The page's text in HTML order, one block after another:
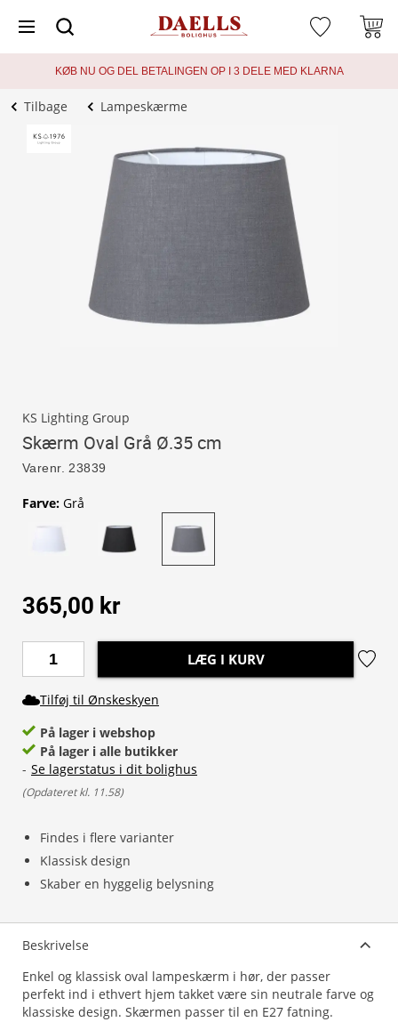
KØB NU OG DEL BETALINGEN OP I 3 DELE MED KLARNA
Tilbage Lampeskærme
KS Lighting Group
Skærm Oval Grå Ø.35 cm
Varenr. 23839
Findes i flere varianter
Klassisk design
Skaber en hyggelig belysning
Farve: Grå
365,00 kr
LÆG I KURV
Tilføj til Ønskeskyen
På lager i webshop
På lager i alle butikker
- Se lagerstatus i dit bolighus
(Opdateret kl. 11.58)
Beskrivelse
Enkel og klassisk oval lampeskærm i hør, der passer
perfekt ind i ethvert hjem takket være sin neutrale farve og
klassiske design. Skærmen passer til en E27 fatning.